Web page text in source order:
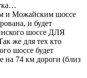
и Можайским шоссе
и будет
шоссе ДЛЯ
же для тех кто
шоссе будет
на 74 км дороги (близ